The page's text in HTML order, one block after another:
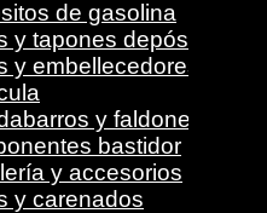
de gasolina
y tapones depósito
y embellecedores
y faldones
bastidor
y accesorios
y carenados